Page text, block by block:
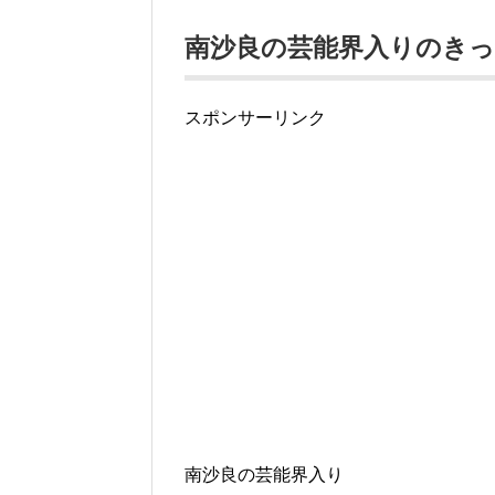
南沙良の芸能界入りのき
スポンサーリンク
南沙良の芸能界入り